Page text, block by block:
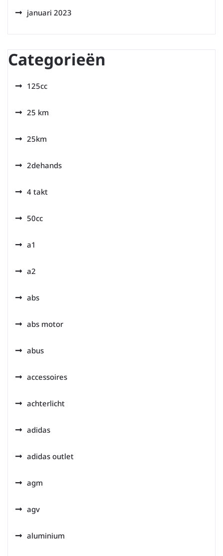
januari 2023
Categorieën
125cc
25 km
25km
2dehands
4 takt
50cc
a1
a2
abs
abs motor
abus
accessoires
achterlicht
adidas
adidas outlet
agm
agv
aluminium